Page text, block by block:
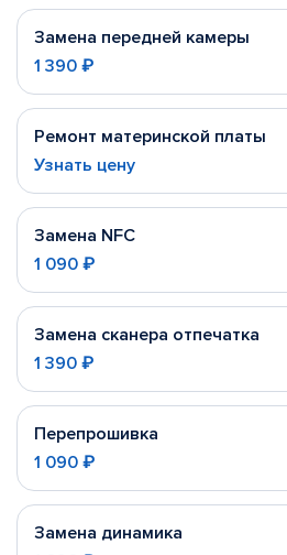
Замена передней камеры
1 390 ₽
Ремонт материнской платы
Узнать цену
Замена NFC
1 090 ₽
Замена сканера отпечатка
1 390 ₽
Перепрошивка
1 090 ₽
Замена динамика